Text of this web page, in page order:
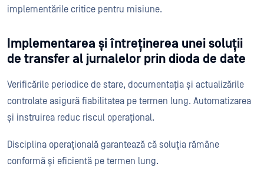
implementările critice pentru misiune.
Implementarea și întreținerea unei soluții
de transfer al jurnalelor prin dioda de date
Verificările periodice de stare, documentația și actualizările
controlate asigură fiabilitatea pe termen lung. Automatizarea
și instruirea reduc riscul operațional.
Disciplina operațională garantează că soluția rămâne
conformă și eficientă pe termen lung.